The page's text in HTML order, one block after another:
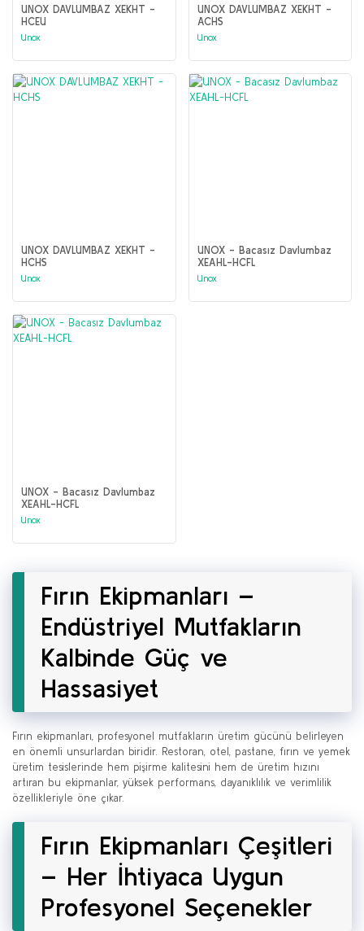
UNOX DAVLUMBAZ XEKHT -
HCEU
Unox
UNOX DAVLUMBAZ XEKHT -
ACHS
Unox
UNOX DAVLUMBAZ XEKHT -
HCHS
Unox
UNOX - Bacasız Davlumbaz
XEAHL-HCFL
Unox
UNOX - Bacasız Davlumbaz
XEAHL-HCFL
Unox
Fırın Ekipmanları –
Endüstriyel Mutfakların
Kalbinde Güç ve
Hassasiyet
Fırın ekipmanları, profesyonel mutfakların üretim gücünü belirleyen
en önemli unsurlardan biridir. Restoran, otel, pastane, fırın ve yemek
üretim tesislerinde hem pişirme kalitesini hem de üretim hızını
artıran bu ekipmanlar, yüksek performans, dayanıklılık ve verimlilik
özellikleriyle öne çıkar.
Fırın Ekipmanları Çeşitleri
– Her İhtiyaca Uygun
Profesyonel Seçenekler